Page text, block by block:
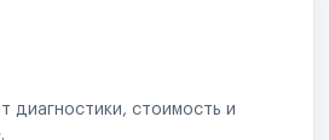
диагностики, стоимость и